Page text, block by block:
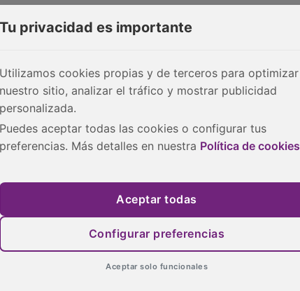
Tu privacidad es importante
Utilizamos cookies propias y de terceros para optimizar
nuestro sitio, analizar el tráfico y mostrar publicidad
personalizada.
Puedes aceptar todas las cookies o configurar tus
preferencias. Más detalles en nuestra Política de cookies
Aceptar todas
Configurar preferencias
Aceptar solo funcionales